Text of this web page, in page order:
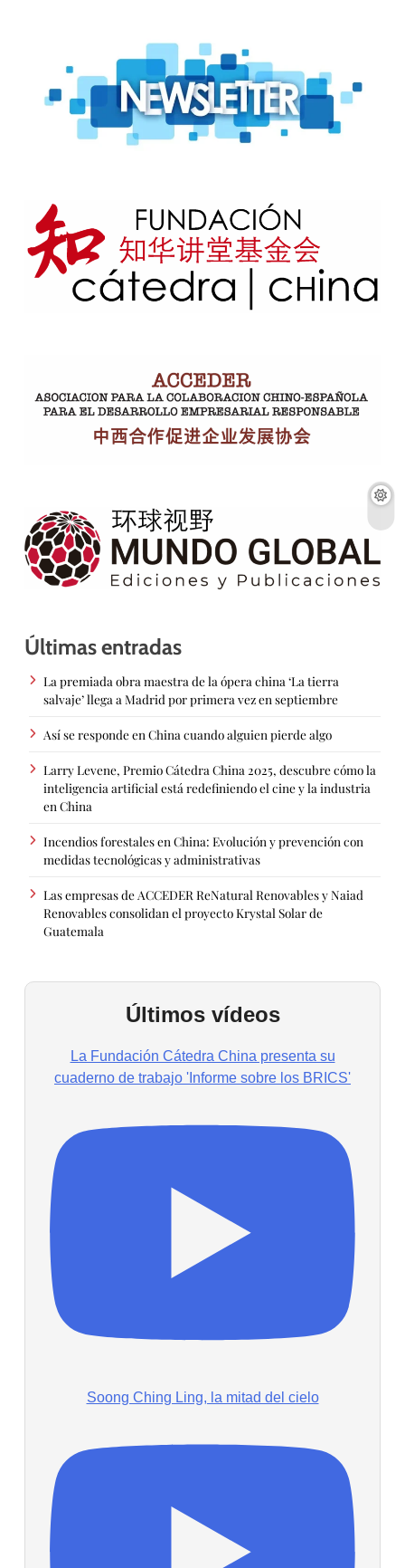
Últimas entradas
La premiada obra maestra de la ópera china ‘La tierra
salvaje’ llega a Madrid por primera vez en septiembre
Así se responde en China cuando alguien pierde algo
Larry Levene, Premio Cátedra China 2025, descubre cómo la
inteligencia artificial está redefiniendo el cine y la industria
en China
Incendios forestales en China: Evolución y prevención con
medidas tecnológicas y administrativas
Las empresas de ACCEDER ReNatural Renovables y Naiad
Renovables consolidan el proyecto Krystal Solar de
Guatemala
Últimos vídeos
La Fundación Cátedra China presenta su
cuaderno de trabajo 'Informe sobre los BRICS'
Soong Ching Ling, la mitad del cielo